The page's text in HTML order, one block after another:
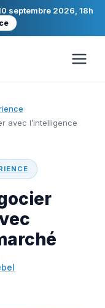
septembre 2026, 18h
›
avec l’intelligence